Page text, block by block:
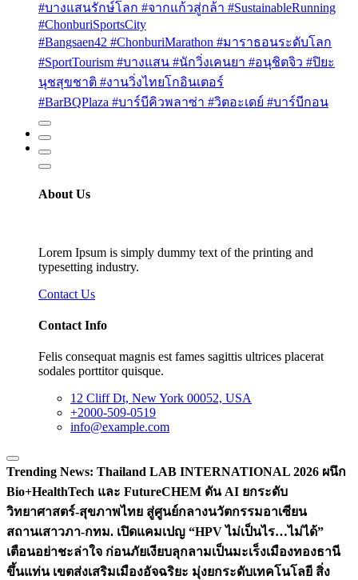
#บางแสนรักษ์โลก #จากแก้วสู่กล้า #SustainableRunning
#ChonburiSportsCity
#Bangsaen42 #ChonburiMarathon #มาราธอนระดับโลก
#SportTourism #บางแสน #นักวิ่งเคนยา #อนุชิตจิว #ปิยะ
นุชสุขชาติ #งานวิ่งไทยโกอินเตอร์
#BarBQPlaza #บาร์บีคิวพลาซ่า #วิตอะเดย์ #บาร์บีกอน
About Us
Lorem Ipsum is simply dummy text of the printing and
typesetting industry.
Contact Us
Contact Info
Felis consequat magnis est fames sagittis ultrices placerat
sodales porttitor quisque.
12 Cliff Dt, New York 00052, USA
+2000-509-0519
info@example.com
Trending News: Thailand LAB INTERNATIONAL 2026 ผนึก
Bio+HealthTech และ FutureCHEM ดัน AI ยกระดับ
วิทยาศาสตร์-สุขภาพไทย สู่ศูนย์กลางนวัตกรรมอาเซียน
สถานเสาวภา-กทม. เปิดแคมเปญ “HPV ไม่เป็นไร…ไม่ได้”
เตือนอย่าชะล่าใจ ก่อนภัยเงียบลุกลามเป็นมะเร็งเมืองทองธานี
ขึ้นแท่น เขตส่งเสริมเมืองอัจฉริยะ มุ่งยกระดับเทคโนโลยี สิ่ง